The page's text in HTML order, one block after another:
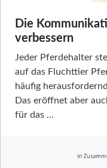
Die
verbessern
Jeder Pferdehalter
auf das Fluchttier
häufig
Das eröffnet aber
für das …